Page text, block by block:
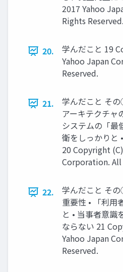
2017 Yahoo
Rights Reserved.
20.
学んだこと 19
Yahoo Japan
Reserved.
21.
学んだこと そ
アーキテクチャ
システムの「最
衛をしっかりと
20 Copyright
Corporation. All
22.
学んだこと そ
重要性 • 「利用
と • 当事者意識
ならない 21
Yahoo Japan
Reserved.